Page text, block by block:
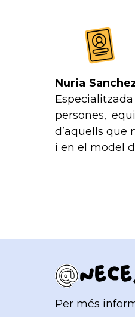
Nuria
persones,
d’aquells que
i en el model
Per més